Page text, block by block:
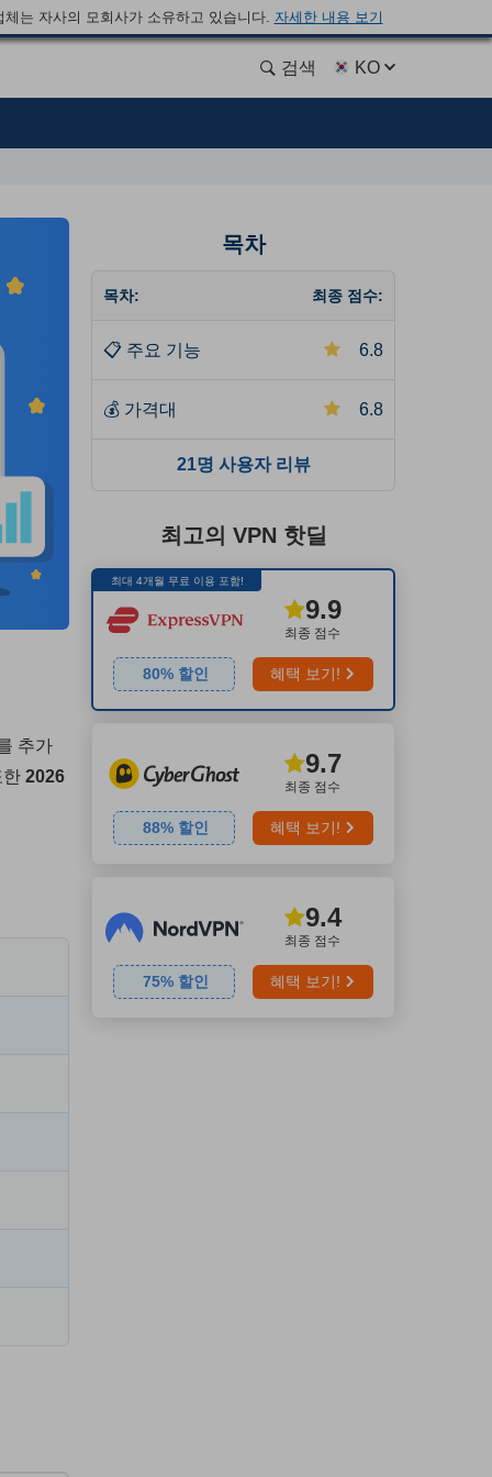
는 자사의 모회사가 소유하고 있습니다. 자세한 내용 보기
검색 KO
추가
한 2026
목차
목차: 최종 점수:
📋 주요 기능 6.8
💰 가격대 6.8
21명 사용자 리뷰
최고의 VPN 핫딜
최대 4개월 무료 이용 포함!
최종 점수
9.9
80% 할인 혜택 보기!
최종 점수
9.7
88% 할인 혜택 보기!
최종 점수
9.4
75% 할인 혜택 보기!